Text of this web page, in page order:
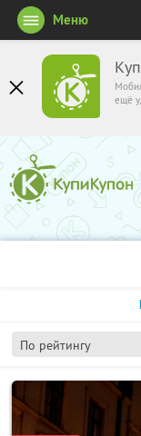
ещё
Меню
По рейтингу